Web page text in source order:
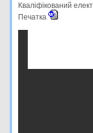
Кваліфікований
Печатка